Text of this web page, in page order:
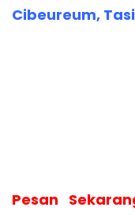
Cibeureum,
Pesan